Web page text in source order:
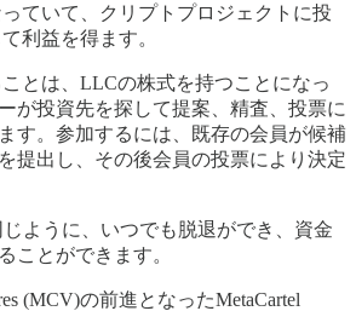
ていて、クリプトプロジェクトに投
利益を得ます。
とは、LLCの株式を持つことになっ
が投資先を探して提案、精査、投票に
す。参加するには、既存の会員が候補
提出し、その後会員の投票により決定
ように、いつでも脱退ができ、資金
ことができます。
(MCV)の前進となったMetaCartel